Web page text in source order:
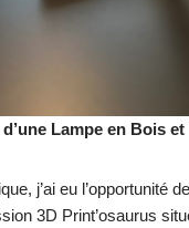
Lampe en Bois
j’ai eu l’opportunité
3D Print’osaurus